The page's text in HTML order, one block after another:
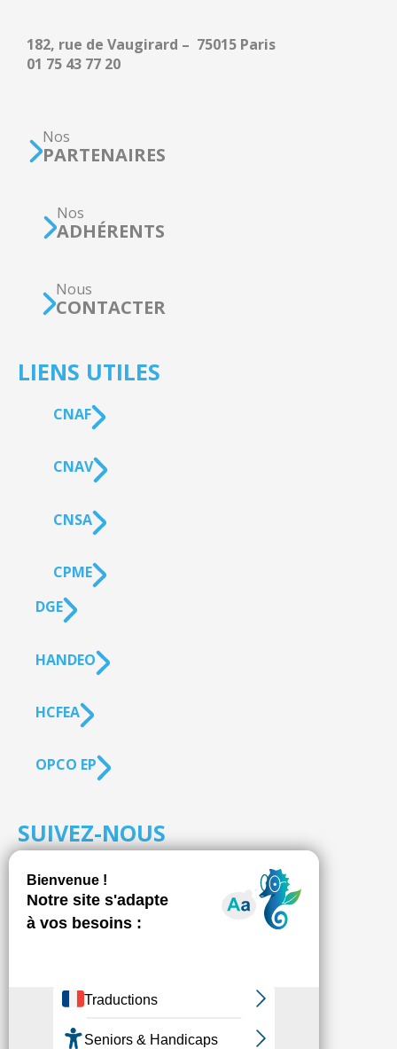
182, rue de Vaugirard – 75015 Paris
01 75 43 77 20
Nos
PARTENAIRES
Nos
ADHÉRENTS
Nous
CONTACTER
LIENS UTILES
CNAF
CNAV
CNSA
CPME
DGE
HANDEO
HCFEA
OPCO EP
SUIVEZ-NOUS